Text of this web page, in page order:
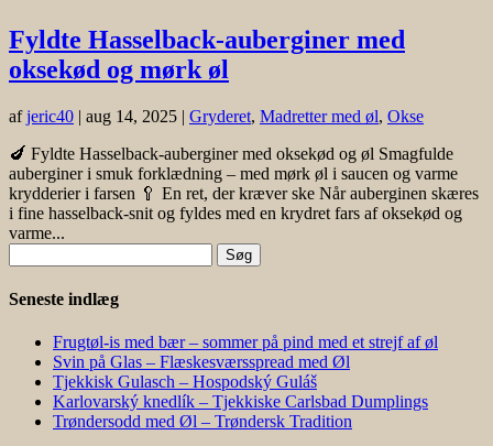
Fyldte Hasselback-auberginer med
oksekød og mørk øl
afjeric40 | aug 14, 2025 | Gryderet, Madretter med øl, Okse
🍆 Fyldte Hasselback-auberginer med oksekød og øl Smagfulde
auberginer i smuk forklædning – med mørk øl i saucen og varme
krydderier i farsen 🥄 En ret, der kræver ske Når auberginen skæres
i fine hasselback-snit og fyldes med en krydret fars af oksekød og
varme...
efter:
Seneste indlæg
Frugtøl-is med bær – sommer på pind med et strejf af øl
Svin på Glas – Flæskesværsspread med Øl
Tjekkisk Gulasch – Hospodský Guláš
Karlovarský knedlík – Tjekkiske Carlsbad Dumplings
Trøndersodd med Øl – Trøndersk Tradition